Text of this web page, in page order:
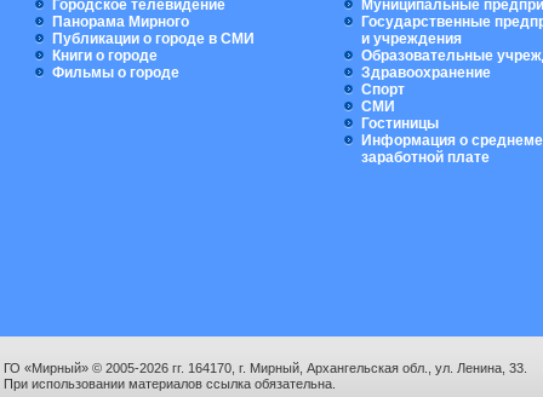
Городское телевидение
Панорама Мирного
Публикации о городе в СМИ
Книги о городе
Фильмы о городе
Муниципальные
Государственные
и учреждения
Образовательные
Здравоохранение
Спорт
СМИ
Гостиницы
Информация о
заработной плате
ГО «Мирный» © 2005-2026 гг. 164170, г. Мирный, Архангельская обл., ул. Ленина, 33.
При использовании материалов ссылка обязательна.